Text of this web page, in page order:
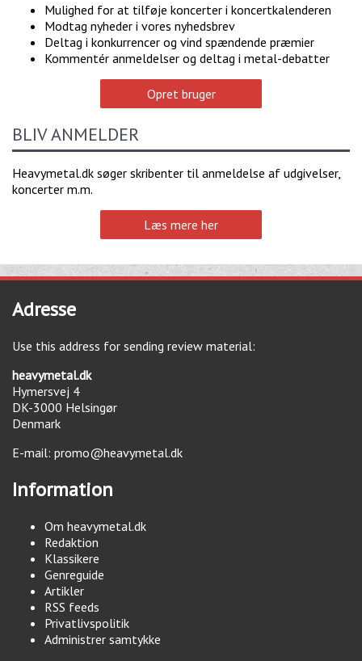
Mulighed for at tilføje koncerter i koncertkalenderen
Modtag nyheder i vores nyhedsbrev
Deltag i konkurrencer og vind spændende præmier
Kommentér anmeldelser og deltag i metal-debatter
Opret bruger
BLIV ANMELDER
Heavymetal.dk søger skribenter til anmeldelse af udgivelser,
koncerter m.m.
Læs mere her
Adresse
Use this address for sending review material:
heavymetal.dk
Hymersvej 4
DK-3000 Helsingør
Denmark
E-mail: promo@heavymetal.dk
Information
Om heavymetal.dk
Redaktion
Klassikere
Genreguide
Artikler
RSS feeds
Privatlivspolitik
Administrer samtykke